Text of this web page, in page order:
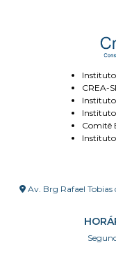
CREA-
Av. Brg Rafael Tobias